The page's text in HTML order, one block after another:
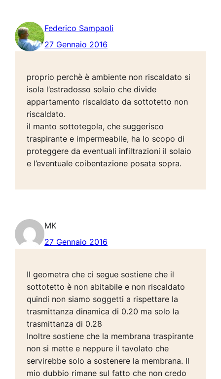
Federico Sampaoli
27 Gennaio 2016
proprio perchè è ambiente non riscaldato si
isola l’estradosso solaio che divide
appartamento riscaldato da sottotetto non
riscaldato.
il manto sottotegola, che suggerisco
traspirante e impermeabile, ha lo scopo di
proteggere da eventuali infiltrazioni il solaio
e l’eventuale coibentazione posata sopra.
MK
27 Gennaio 2016
Il geometra che ci segue sostiene che il
sottotetto è non abitabile e non riscaldato
quindi non siamo soggetti a rispettare la
trasmittanza dinamica di 0.20 ma solo la
trasmittanza di 0.28
Inoltre sostiene che la membrana traspirante
non si mette e neppure il tavolato che
servirebbe solo a sostenere la membrana. Il
mio dubbio rimane sul fatto che non credo